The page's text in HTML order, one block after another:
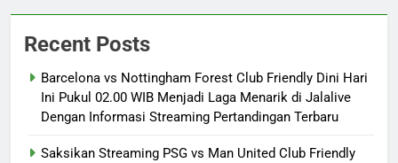
Recent Posts
Barcelona vs Nottingham Forest Club Friendly Dini Hari
Ini Pukul 02.00 WIB Menjadi Laga Menarik di Jalalive
Dengan Informasi Streaming Pertandingan Terbaru
Saksikan Streaming PSG vs Man United Club Friendly